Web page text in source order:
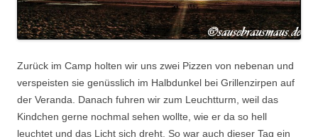
Zurück im Camp holten wir uns zwei Pizzen von nebenan und
verspeisten sie genüsslich im Halbdunkel bei Grillenzirpen auf
der Veranda. Danach fuhren wir zum Leuchtturm, weil das
Kindchen gerne nochmal sehen wollte, wie er da so hell
leuchtet und das Licht sich dreht. So war auch dieser Tag ein